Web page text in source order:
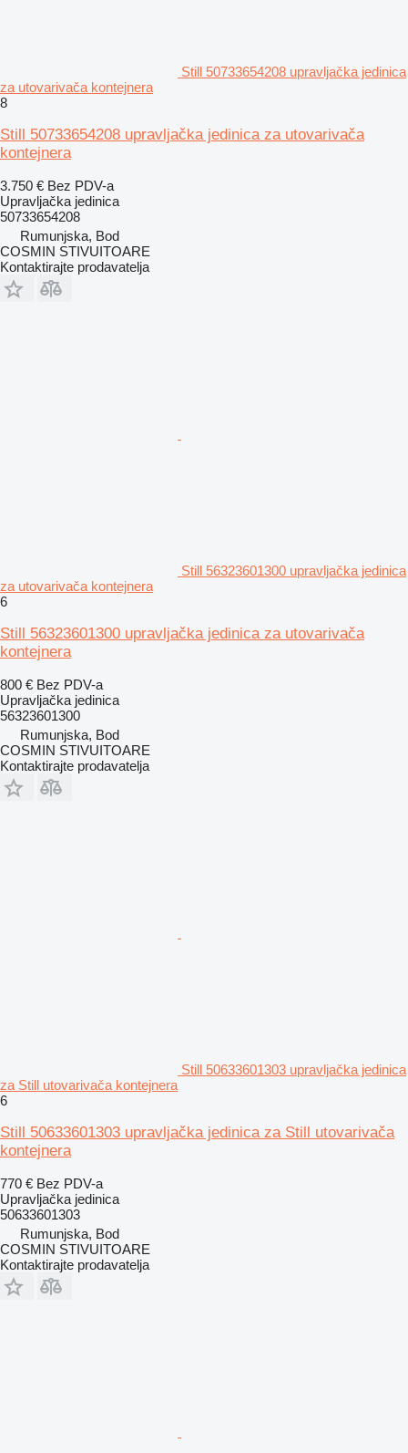
Still 50733654208 upravljačka jedinica
za utovarivača kontejnera
8
Still 50733654208 upravljačka jedinica za utovarivača
kontejnera
3.750 € Bez PDV-a
Upravljačka jedinica
50733654208
Rumunjska, Bod
COSMIN STIVUITOARE
Kontaktirajte prodavatelja
Still 56323601300 upravljačka jedinica
za utovarivača kontejnera
6
Still 56323601300 upravljačka jedinica za utovarivača
kontejnera
800 € Bez PDV-a
Upravljačka jedinica
56323601300
Rumunjska, Bod
COSMIN STIVUITOARE
Kontaktirajte prodavatelja
Still 50633601303 upravljačka jedinica
za Still utovarivača kontejnera
6
Still 50633601303 upravljačka jedinica za Still utovarivača
kontejnera
770 € Bez PDV-a
Upravljačka jedinica
50633601303
Rumunjska, Bod
COSMIN STIVUITOARE
Kontaktirajte prodavatelja